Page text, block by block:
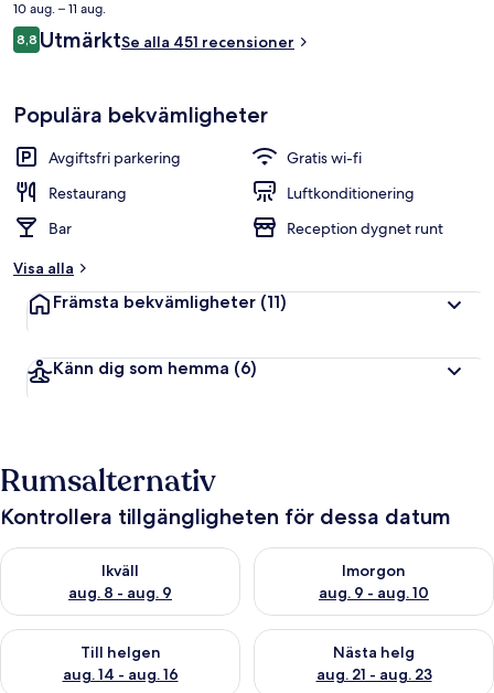
priset
är
1 397 kr
10 aug. – 11 aug.
Recensioner
8,88,8 av 10,
UtmärktSe alla 451 recensioner
Populära bekvämligheter
Avgiftsfri parkering
Gratis wi-fi
Restaurang
Luftkonditionering
Bar
Reception dygnet runt
Visa alla
Främsta bekvämligheter (11)
Känn dig som hemma (6)
Rumsalternativ
Kontrollera tillgängligheten för dessa datum
Ikväll
aug. 8 - aug. 9
Kontrollera tillgängligheten för ikväll aug. 8 - aug. 9
Imorgon
aug. 9 - aug. 10
Kontrollera tillgängligheten
Till helgen
aug. 14 - aug. 16
Kontrollera tillgängligheten för den här helgen aug. 14 - aug.
Nästa helg
aug. 21 - aug. 23
Kontrollera tillgängligheten